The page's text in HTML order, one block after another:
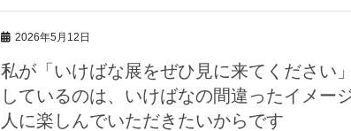
2026年5月12日
私が「いけばな展をぜひ見に来てください
しているのは、いけばなの間違ったイメー
人に楽しんでいただきたいからです